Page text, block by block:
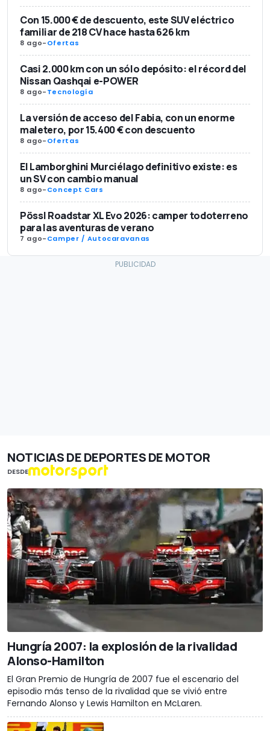
Con 15.000 € de descuento, este SUV eléctrico
familiar de 218 CV hace hasta 626 km
8 ago-Ofertas
Casi 2.000 km con un sólo depósito: el récord del
Nissan Qashqai e-POWER
8 ago-Tecnología
La versión de acceso del Fabia, con un enorme
maletero, por 15.400 € con descuento
8 ago-Ofertas
El Lamborghini Murciélago definitivo existe: es
un SV con cambio manual
8 ago-Concept Cars
Pössl Roadstar XL Evo 2026: camper todoterreno
para las aventuras de verano
7 ago-Camper / Autocaravanas
NOTICIAS DE DEPORTES DE MOTOR
DESDE
Hungría 2007: la explosión de la rivalidad
Alonso-Hamilton
El Gran Premio de Hungría de 2007 fue el escenario del
episodio más tenso de la rivalidad que se vivió entre
Fernando Alonso y Lewis Hamilton en McLaren.